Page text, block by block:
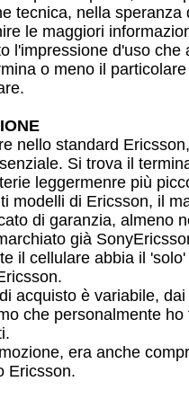
tecnica, nella speranza
le maggiori
l'impressione d'uso che
o meno il
nello standard
Si trova il
leggermenre più
modelli di Ericsson, il
di garanzia, almeno
già
il cellulare abbia il 'solo'
acquisto è variabile,
che personalmente
era anche
Ericsson.